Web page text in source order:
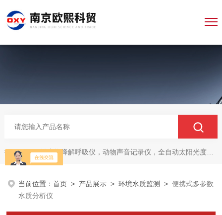
热门关键词：微生物降解呼吸仪，动物声音记录仪，全自动太阳光度计，牛奶分析仪，牛奶体细胞测定仪，质构仪，高胶强度测定仪
当前位置：首页 > 产品展示 >环境水质监测 >便携式多参数
水质分析仪